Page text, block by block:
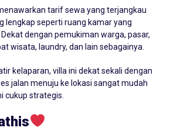
tarif sewa yang terjangkau
lengkap seperti ruang kamar yang
dengan pemukiman warga, pasar,
wisata, laundry, dan lain sebagainya.
kelaparan, villa ini dekat sekali dengan
jalan menuju ke lokasi sangat mudah
cukup strategis.